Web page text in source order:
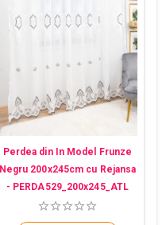
Perdea din In Model Frunze
Negru 200x245cm cu Rejansa
- PERDA529_200x245_ATL